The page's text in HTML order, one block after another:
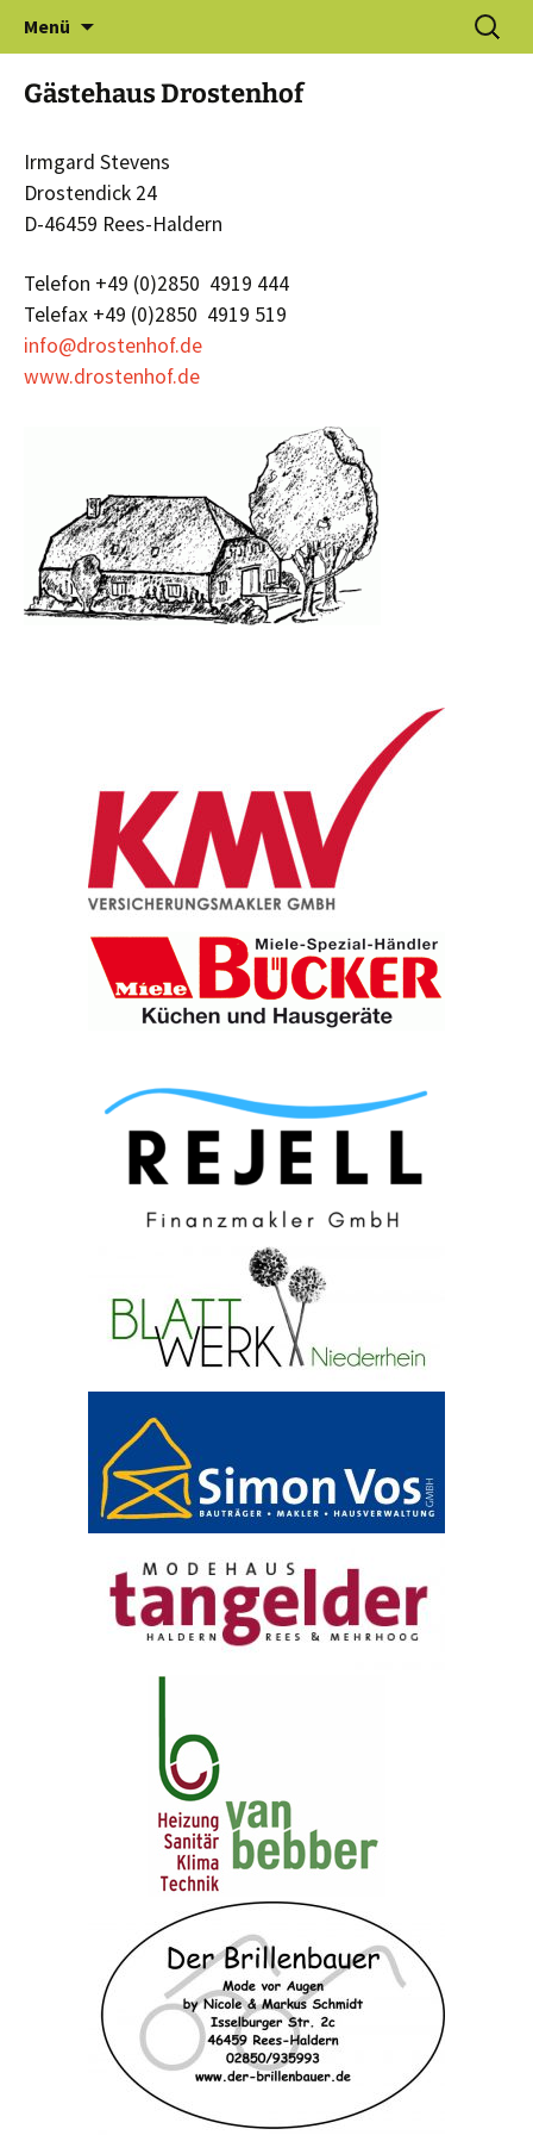
springen
Gewerbeverein Haldern e.V.
Menü
Suchen
nach:
Gästehaus Drostenhof
Irmgard Stevens
Drostendick 24
D-46459 Rees-Haldern
Telefon +49 (0)2850 4919 444
Telefax +49 (0)2850 4919 519
info@drostenhof.de
www.drostenhof.de